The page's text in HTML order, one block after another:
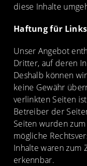
diese Inhalte
Haftung für Links
Unser Angebot
Dritter, auf deren
Deshalb können
keine Gewähr
verlinkten Seiten
Betreiber der
Seiten wurden
mögliche
Inhalte waren zum
erkennbar.